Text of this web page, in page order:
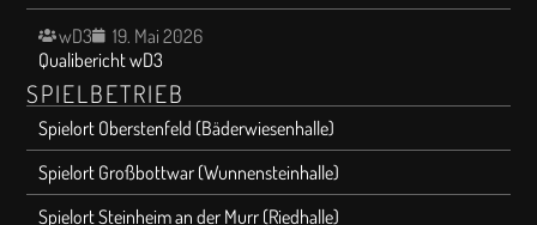
wD3
19. Mai 2026
Qualibericht wD3
SPIELBETRIEB
Spielort Oberstenfeld (Bäderwiesenhalle)
Spielort Großbottwar (Wunnensteinhalle)
Spielort Steinheim an der Murr (Riedhalle)